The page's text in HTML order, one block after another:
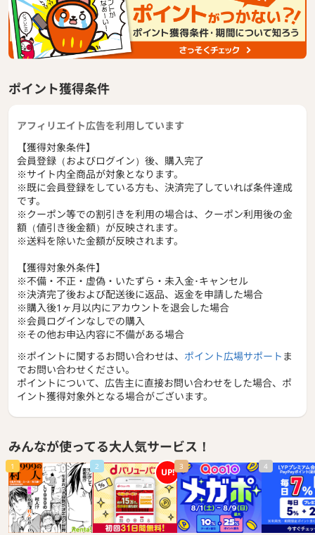
ポイント獲得条件
アフィリエイト広告を利用しています
【獲得対象条件】
会員登録（およびログイン）後、購入完了
※サイト内全商品が対象となります。
※既に会員登録をしている方も、決済完了していれば条件達成
です。
※クーポン等での割引きを利用の場合は、クーポン利用後の金
額（値引き後金額）が反映されます。
※送料を除いた金額が反映されます。
【獲得対象外条件】
※不備・不正・虚偽・いたずら・未入金･キャンセル
※決済完了後および配送後に返品、返金を申請した場合
※購入後1ヶ月以内にアカウントを退会した場合
※会員ログインなしでの購入
※その他お申込内容に不備がある場合
※ポイントに関するお問い合わせは、 ポイント広場サポート ま
でお問い合わせください。
ポイントについて、広告主に直接お問い合わせをした場合、ポ
イント獲得対象外となる場合がございます。
みんなが使ってる大人気サービス！
1 2 UP! 3 4